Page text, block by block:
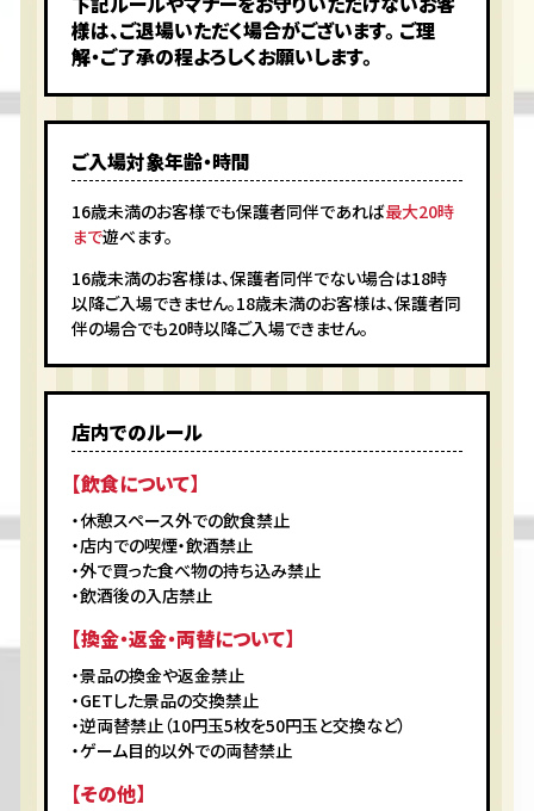
様は、ご退場いただく場合がございます。 ご理
解・ご了承の程よろしくお願いします。
ご入場対象年齢・時間
16歳未満のお客様でも保護者同伴であれば最大20時
まで遊べます。
16歳未満のお客様は、保護者同伴でない場合は18時
以降ご入場できません。18歳未満のお客様は、保護者同
伴の場合でも20時以降ご入場できません。
店内でのルール
【飲食について】
・休憩スペース外での飲食禁止
・店内での喫煙・飲酒禁止
・外で買った食べ物の持ち込み禁止
・飲酒後の入店禁止
【換金・返金・両替について】
・景品の換金や返金禁止
・GETした景品の交換禁止
・逆両替禁止（10円玉5枚を50円玉と交換など）
・ゲーム目的以外での両替禁止
【その他】